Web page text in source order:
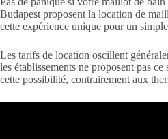
Budapest proposent la location de
cette expérience unique pour un
Les tarifs de location oscillent
les établissements ne proposent pas
cette possibilité, contrairement aux